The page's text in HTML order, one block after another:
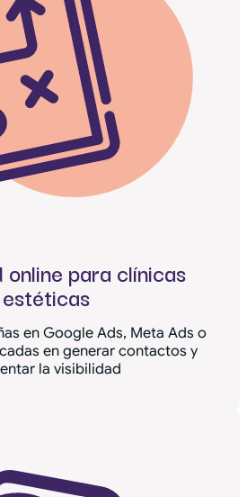
online para clínicas
estéticas
en Google Ads, Meta Ads o
en generar contactos y
la visibilidad